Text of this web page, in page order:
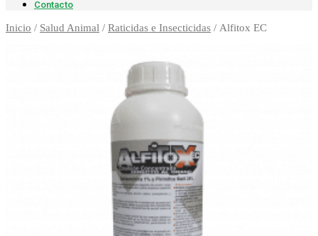
Contacto
Inicio / Salud Animal / Raticidas e Insecticidas / Alfitox EC